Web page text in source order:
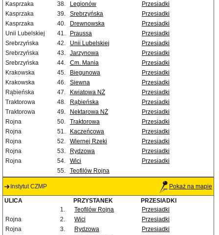
Kasprzaka
38. Legionów
Przesiadki
Kasprzaka
39. Srebrzyńska
Przesiadki
Kasprzaka
40. Drewnowska
Przesiadki
Unii Lubelskiej
41. Praussa
Przesiadki
Srebrzyńska
42. Unii Lubelskiej
Przesiadki
Srebrzyńska
43. Jarzynowa
Przesiadki
Srebrzyńska
44. Cm. Mania
Przesiadki
Krakowska
45. Biegunowa
Przesiadki
Krakowska
46. Siewna
Przesiadki
Rąbieńska
47. Kwiatowa NŻ
Przesiadki
Traktorowa
48. Rąbieńska
Przesiadki
Traktorowa
49. Nektarowa NŻ
Przesiadki
Rojna
50. Traktorowa
Przesiadki
Rojna
51. Kaczeńcowa
Przesiadki
Rojna
52. Wiernej Rzeki
Przesiadki
Rojna
53. Rydzowa
Przesiadki
Rojna
54. Wici
Przesiadki
55.
Teofilów Rojna
Instytut CZMP Pokaż na mapie
ULICA PRZYSTANEK
PRZESIADKI
1.
Teofilów Rojna
Przesiadki
Rojna
2. Wici
Przesiadki
Rojna
3. Rydzowa
Przesiadki